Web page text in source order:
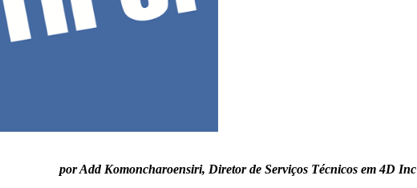
por Add Komoncharoensiri, Diretor de Serviços Técnicos em 4D Inc